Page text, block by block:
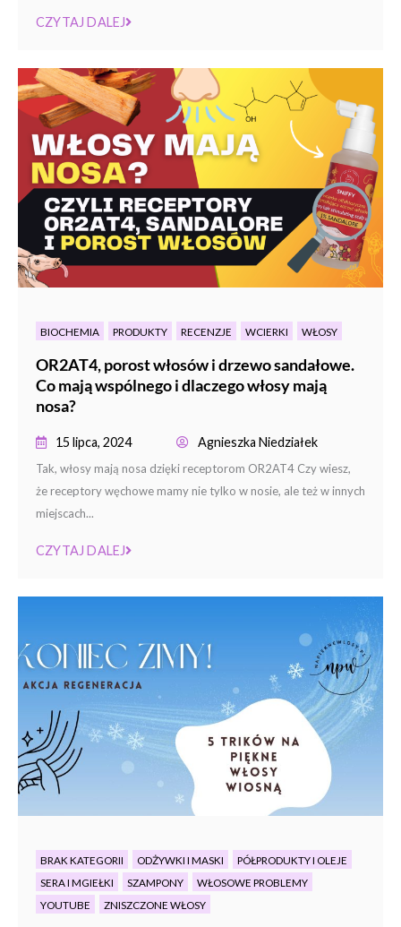
CZYTAJ DALEJ
BIOCHEMIA PRODUKTY RECENZJE WCIERKI WŁOSY
OR2AT4, porost włosów i drzewo sandałowe.
Co mają wspólnego i dlaczego włosy mają
nosa?
15 lipca, 2024 Agnieszka Niedziałek
Tak, włosy mają nosa dzięki receptorom OR2AT4 Czy wiesz,
że receptory węchowe mamy nie tylko w nosie, ale też w innych
miejscach...
CZYTAJ DALEJ
BRAK KATEGORII ODŻYWKI I MASKI
PÓŁPRODUKTY I OLEJE
SERA I MGIEŁKI
SZAMPONY
WŁOSOWE PROBLEMY
YOUTUBE
ZNISZCZONE WŁOSY